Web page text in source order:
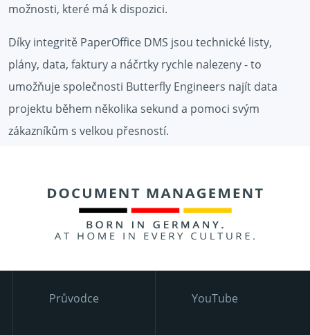
možnosti, které má k dispozici.
Díky integritě PaperOffice DMS jsou technické listy,
plány, data, faktury a náčrtky rychle nalezeny - to
umožňuje společnosti Butterfly Engineers najít data
projektu během několika sekund a pomoci svým
zákazníkům s velkou přesností.
Průvodce YouTube